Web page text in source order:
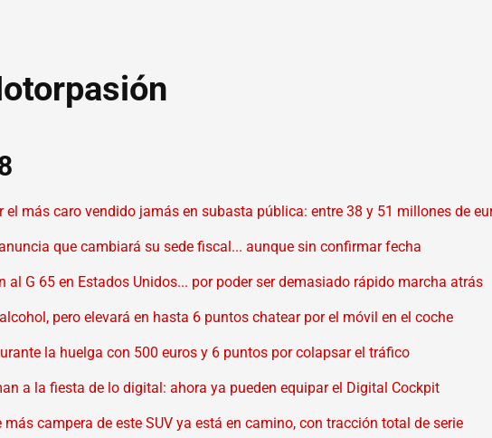
el más caro vendido jamás en subasta pública: entre 38 y 51 millones de
que cambiará su sede fiscal... aunque sin confirmar fecha
al G 65 en Estados Unidos... por poder ser demasiado rápido marcha atrás
pero elevará en hasta 6 puntos chatear por el móvil en el coche
la huelga con 500 euros y 6 puntos por colapsar el tráfico
a la fiesta de lo digital: ahora ya pueden equipar el Digital Cockpit
campera de este SUV ya está en camino, con tracción total de serie